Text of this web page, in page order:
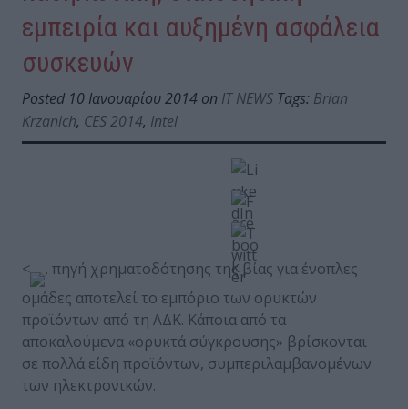
εμπειρία και αυξημένη ασφάλεια
συσκευών
Posted 10 Ιανουαρίου 2014 on IT NEWS Tags: Brian
Krzanich, CES 2014, Intel
<
, πηγή χρηματοδότησης της βίας για ένοπλες
ομάδες αποτελεί το εμπόριο των ορυκτών
προϊόντων από τη ΛΔΚ. Κάποια από τα
αποκαλούμενα «ορυκτά σύγκρουσης» βρίσκονται
σε πολλά είδη προϊόντων, συμπεριλαμβανομένων
των ηλεκτρονικών.